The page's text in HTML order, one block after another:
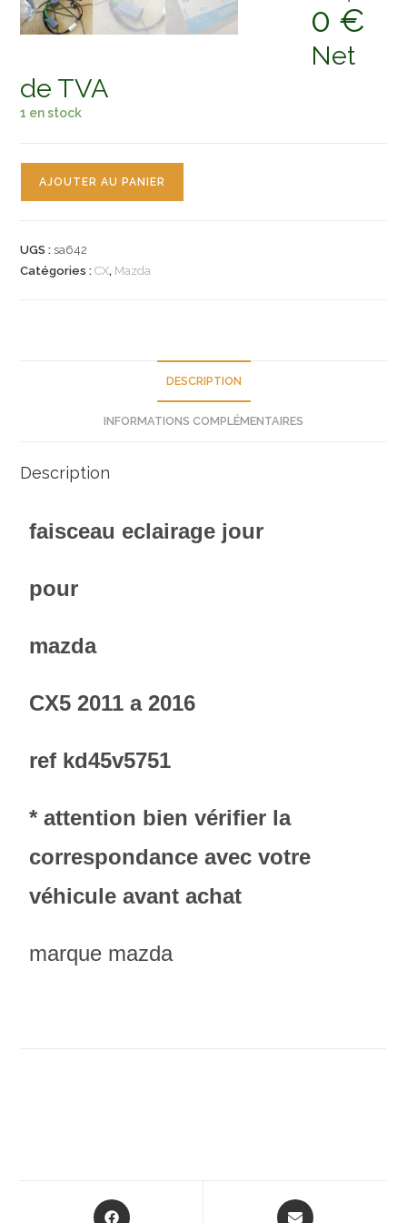
0 €
Net
de TVA
1 en stock
eclairage
AJOUTER AU PANIER
UGS : sa642
Catégories :CX, Mazda
DESCRIPTION
INFORMATIONS COMPLÉMENTAIRES
Description
faisceau eclairage jour
pour
mazda
CX5 2011 a 2016
ref kd45v5751
* attention bien vérifier la
correspondance avec votre
véhicule avant achat
marque mazda
Opens
Opens